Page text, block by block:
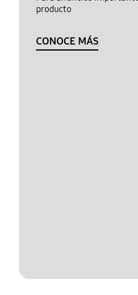
producto
CONOCE MÁS